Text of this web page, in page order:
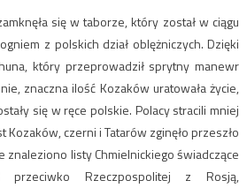
się w taborze, który został w ciągu
z polskich dział oblężniczych. Dzięki
który przeprowadził sprytny manewr
znaczna ilość Kozaków uratowała życie,
się w ręce polskie. Polacy stracili mniej
Kozaków, czerni i Tatarów zginęło przeszło
znaleziono listy Chmielnickiego świadczące
Rzeczpospolitej z Rosją,